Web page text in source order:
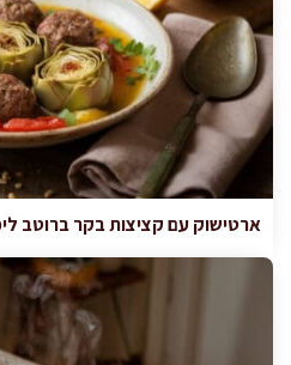
ארטישוק עם קציצות בקר ברוטב